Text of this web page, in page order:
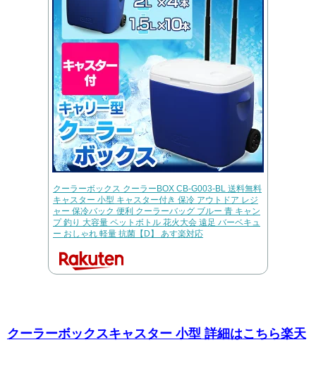
クーラーボックス クーラーBOX CB-G003-BL 送料無料
キャスター 小型 キャスター付き 保冷 アウトドア レジ
ャー 保冷バック 便利 クーラーバッグ ブルー 青 キャン
プ 釣り 大容量 ペットボトル 花火大会 遠足 バーベキュ
ー おしゃれ 軽量 抗菌【D】 あす楽対応
クーラーボックスキャスター 小型 詳細はこちら楽天